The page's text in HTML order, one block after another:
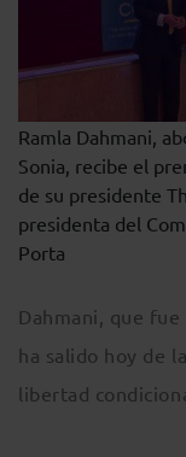
Ramla Dahmani,
Sonia, recibe el
de su presidente
presidenta del
Porta
Dahmani, que
ha salido hoy de
libertad